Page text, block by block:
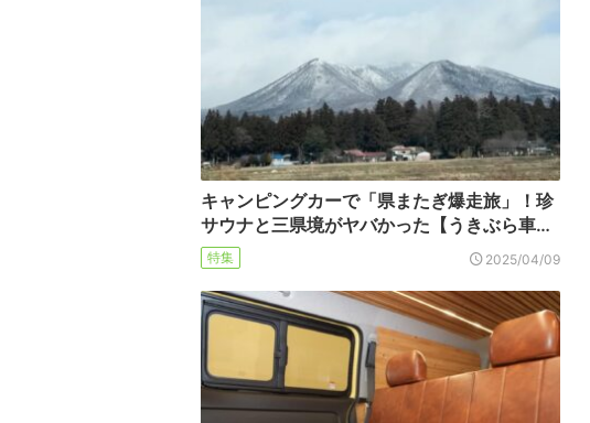
キャンピングカーで「県またぎ爆走旅」！珍
サウナと三県境がヤバかった【うきぶら車…
特集 2025/04/09